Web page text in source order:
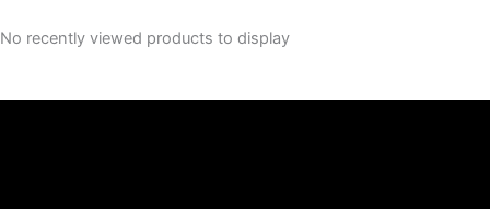
No recently viewed products to display